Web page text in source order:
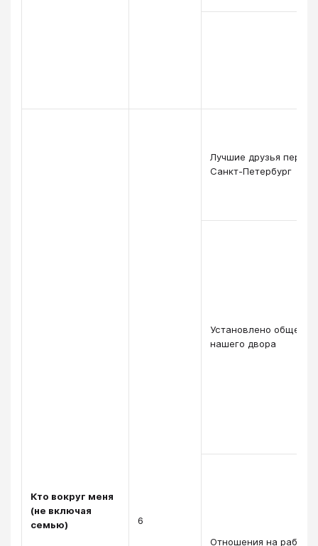
Кто вокруг меня
(не включая
семью)
6
Лучшие друзья
Санкт-Петербург
Установлено
нашего двора
Отношения на работе